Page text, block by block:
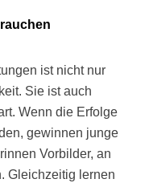
ist nicht nur
Sie ist auch
Wenn die Erfolge
gewinnen junge
Vorbilder, an
Gleichzeitig lernen